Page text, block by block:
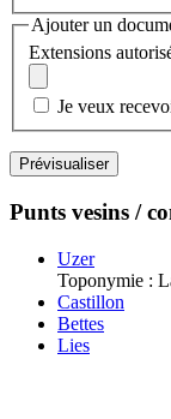
Ajouter un
Extensions
Je veux
Punts vesins /
Uzer
Toponymie :
Castillon
Bettes
Lies